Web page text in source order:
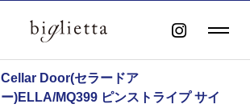
Cellar Door(セラードア
ー)ELLA/MQ399 ピンストライプ サイ